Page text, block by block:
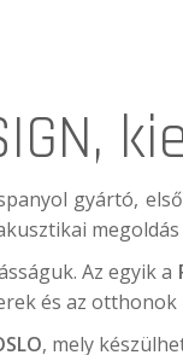
gyártó,
Az egyik a
és az
, mely